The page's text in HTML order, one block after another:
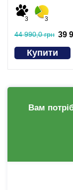
3 3
44 990,0 грн 39
Купити
Вам